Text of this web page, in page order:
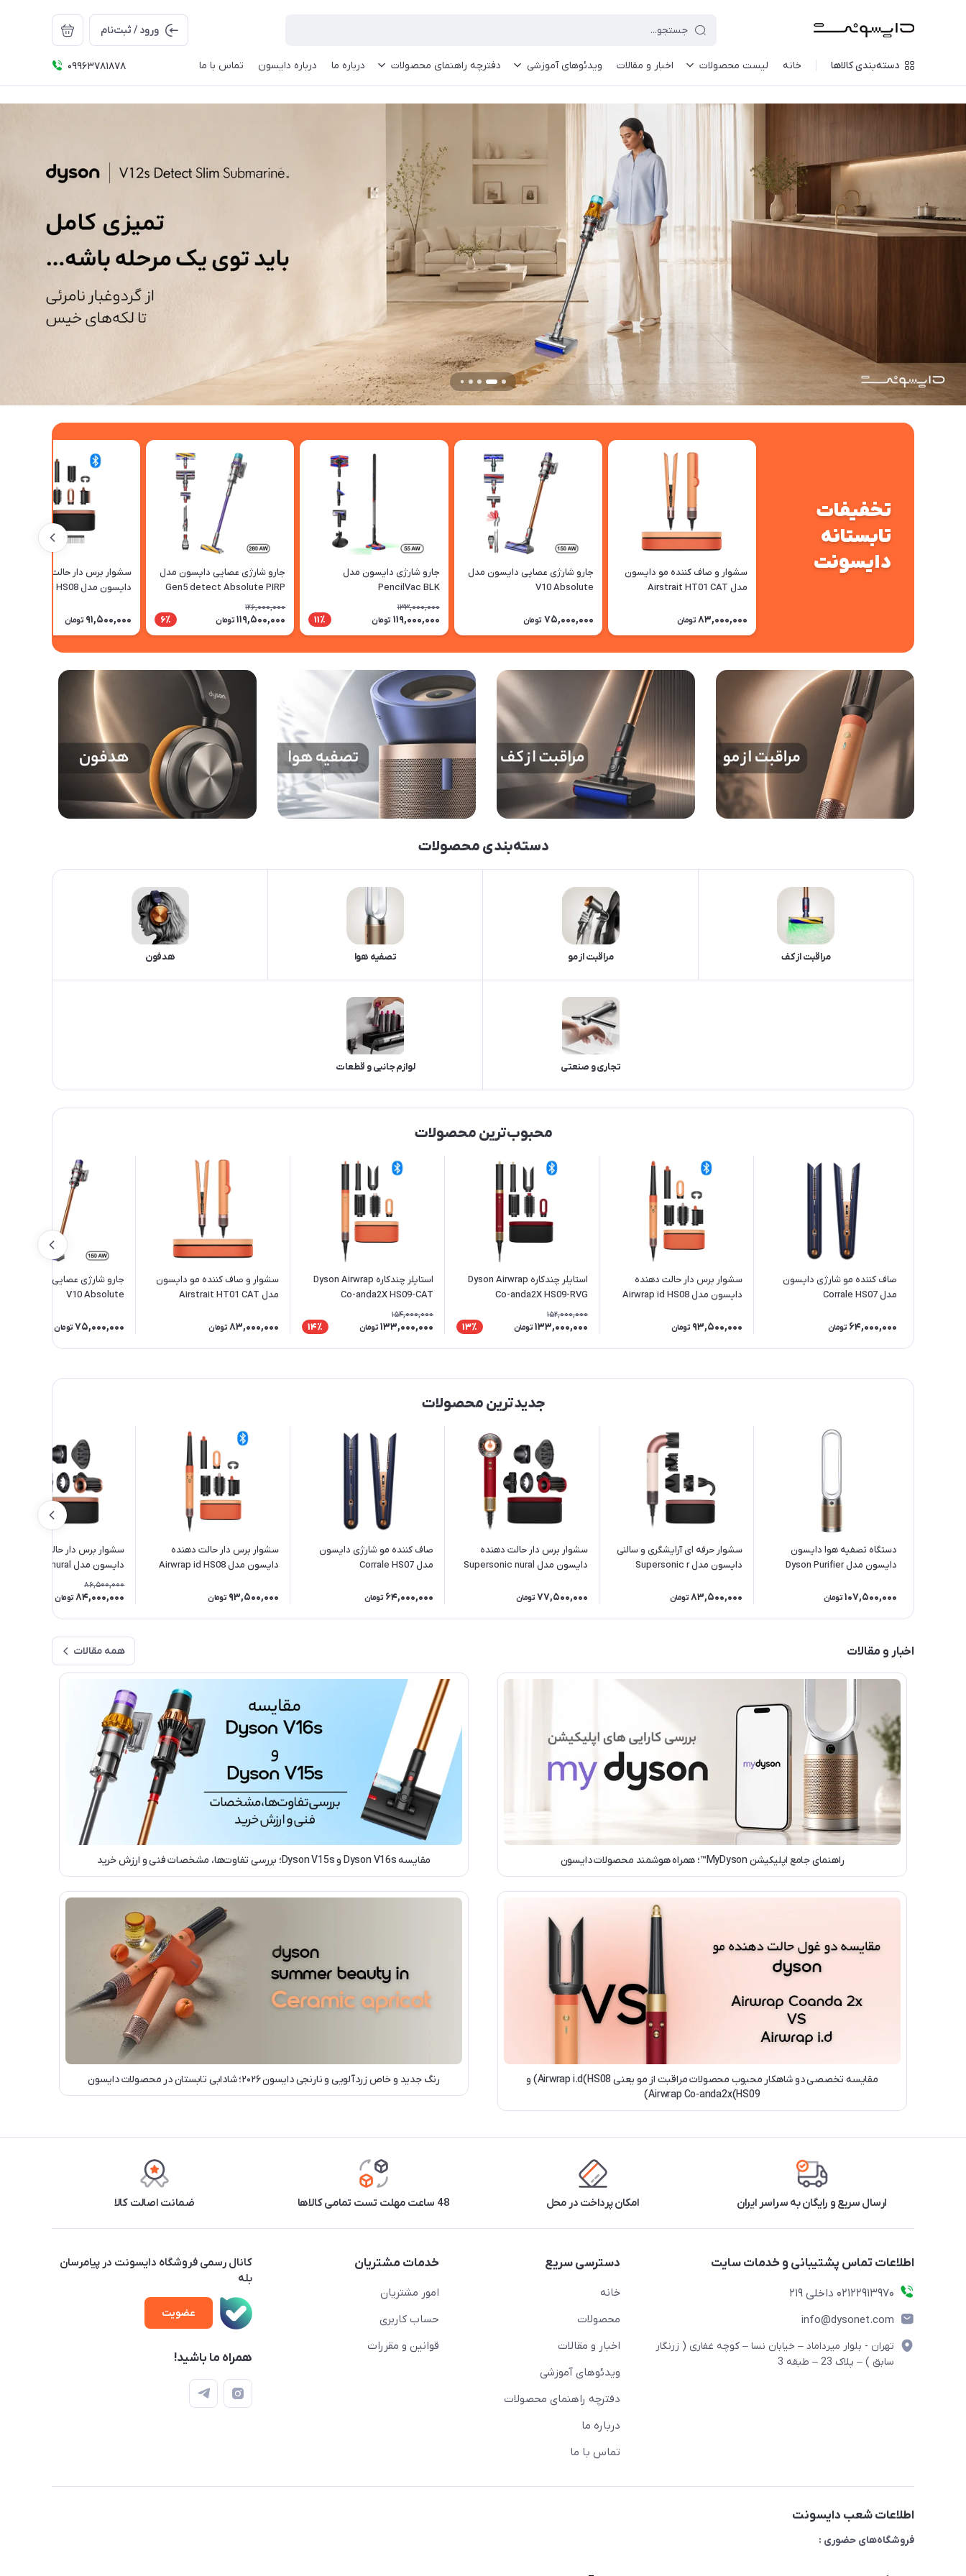
ورود / ثبت‌نام
دسته‌بندی کالاها خانه لیست محصولات اخبار و مقالات ویدئو‌های آموزشی دفترچه راهنمای محصولات درباره ما درباره دایسون تماس با ما 09963781878
تخفیفات
تابستانه
دایسونت
سشوار و صاف کننده مو دایسون
مدل Airstrait HT01 CAT
83,000,000 تومان
جارو شارژی عصایی دایسون مدل
V10 Absolute
75,000,000 تومان
جارو شارژی دایسون مدل
PencilVac BLK
133,000,000
119,000,000 تومان 11٪
جارو شارژی عصایی دایسون مدل
Gen5 detect Absolute PIRP
126,000,000
119,500,000 تومان 6٪
سشوار برس دار حالت دهنده
دایسون مدل Airwrap id HS08
91,500,000 تومان
دسته‌بندی محصولات
مراقبت از کف مراقبت از مو تصفیه هوا هدفون
تجاری و صنعتی لوازم جانبی و قطعات
محبوب‌ترین محصولات
صاف کننده مو شارژی دایسون
مدل Corrale HS07
64,000,000 تومان
سشوار برس دار حالت دهنده
دایسون مدل Airwrap id HS08
93,500,000 تومان
استایلر چندکاره Dyson Airwrap
Co-anda2X HS09-RVG
152,000,000
133,000,000 تومان 13٪
استایلر چندکاره Dyson Airwrap
Co-anda2X HS09-CAT
154,000,000
133,000,000 تومان 14٪
سشوار و صاف کننده مو دایسون
مدل Airstrait HT01 CAT
83,000,000 تومان
جارو شارژی عصایی دایسون
V10 Absolute
75,000,000 تومان
جدیدترین محصولات
دستگاه تصفیه هوا دایسون
دایسون مدل Dyson Purifier
White/Gold
107,500,000 تومان
سشوار حرفه ای آرایشگری و سالنی
دایسون مدل Supersonic r
83,500,000 تومان
سشوار برس دار حالت دهنده
دایسون مدل Supersonic nural
77,500,000 تومان
صاف کننده مو شارژی دایسون
مدل Corrale HS07
64,000,000 تومان
سشوار برس دار حالت دهنده
دایسون مدل Airwrap id HS08
93,500,000 تومان
سشوار برس دار حالت دهنده
دایسون مدل Supersonic nural
Wave+Curl diffuser HD16 AS
86,500,000
84,000,000 تومان
اخبار و مقالات همه مقالات
راهنمای جامع اپلیکیشن MyDyson™؛ همراه هوشمند محصولات دایسون مقایسه Dyson V16s و Dyson V15s؛ بررسی تفاوت‌ها، مشخصات فنی و ارزش خرید
مقایسه تخصصی دو شاهکار محبوب محصولات مراقبت از مو یعنی Airwrap i.d(HS08) و
Airwrap Co-anda2x(HS09)
رنگ جدید و خاص زردآلویی و نارنجی دایسون ۲۰۲۶؛ شادابی تابستان در محصولات دایسون
ارسال سریع و رایگان به سراسر ایران امکان پرداخت در محل 48 ساعت مهلت تست تمامی کالاها ضمانت اصالت کالا
اطلاعات تماس پشتیبانی و خدمات سایت
02122913970 داخلی 219
info@dysonet.com
تهران - بلوار میرداماد – خیابان نسا – کوچه غفاری ( زرنگار
سابق ) – پلاک 23 – طبقه 3
دسترسی سریع
خانه
محصولات
اخبار و مقالات
ویدئو‌های آموزشی
دفترچه راهنمای محصولات
درباره ما
تماس با ما
خدمات مشتریان
امور مشتریان
حساب کاربری
قوانین و مقررات
کانال رسمی فروشگاه دایسونت در پیامرسان
بله
عضویت
همراه ما باشید!
اطلاعات شعب دایسونت
فروشگاه‌های حضوری :